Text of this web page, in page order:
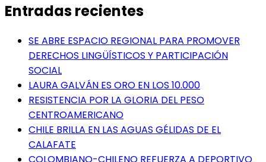
Entradas recientes
SE ABRE ESPACIO REGIONAL PARA PROMOVER
DERECHOS LINGÜÍSTICOS Y PARTICIPACIÓN
SOCIAL
LAURA GALVÁN ES ORO EN LOS 10.000
RESISTENCIA POR LA GLORIA DEL PESO
CENTROAMERICANO
CHILE BRILLA EN LAS AGUAS GÉLIDAS DE EL
CALAFATE
COLOMBIANO-CHILENO REFUERZA A DEPORTIVO